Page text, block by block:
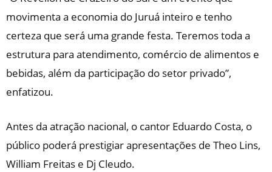
movimenta a economia do Juruá inteiro e tenho
certeza que será uma grande festa. Teremos toda a
estrutura para atendimento, comércio de alimentos e
bebidas, além da participação do setor privado”,
enfatizou.
Antes da atração nacional, o cantor Eduardo Costa, o
público poderá prestigiar apresentações de Theo Lins,
William Freitas e Dj Cleudo.